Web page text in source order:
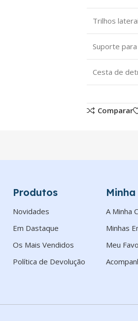
Trilhos
Suporte
Cesta de
Comparar
Produtos
Novidades
Em Dastaque
Os Mais Vendidos
Política de Devolução
A Minha
Minhas
Meu